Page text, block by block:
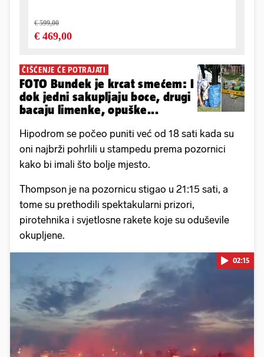
ČIŠĆENJE ĆE POTRAJATI
FOTO Bundek je krcat smećem: I
dok jedni sakupljaju boce, drugi
bacaju limenke, opuške...
Hipodrom se počeo puniti već od 18 sati kada su
oni najbrži pohrlili u stampedu prema pozornici
kako bi imali što bolje mjesto.
Thompson je na pozornicu stigao u 21:15 sati, a
tome su prethodili spektakularni prizori,
pirotehnika i svjetlosne rakete koje su oduševile
okupljene.
02:15